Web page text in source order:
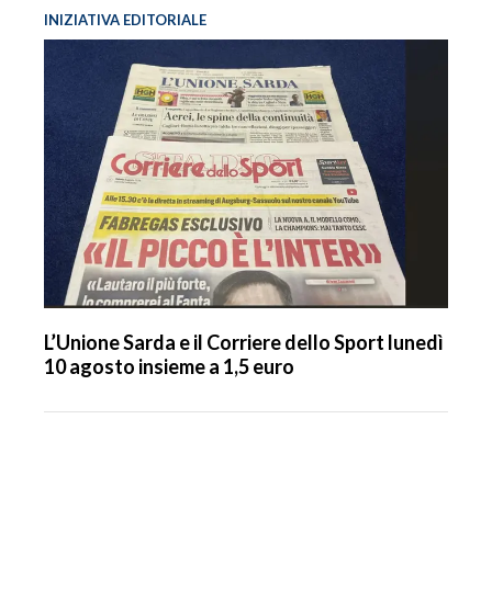
INIZIATIVA EDITORIALE
L’Unione Sarda e il Corriere dello Sport lunedì
10 agosto insieme a 1,5 euro